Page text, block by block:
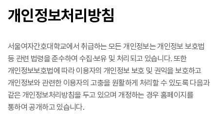
개인정보처리방침
서울여자간호대학교에서 취급하는 모든 개인정보는 개인정보 보호법
등 관련 법령을 준수하여 수집·보유 및 처리되고 있습니다. 또한
개인정보보호법에 따라 이용자의 개인정보 보호 및 권익을 보호하고
개인정보와 관련한 이용자의 고충을 원활하게 처리할 수 있도록 다음과
같은 개인정보처리방침을 두고 있으며 개정하는 경우 홈페이지를
통하여 공개하고 있습니다.